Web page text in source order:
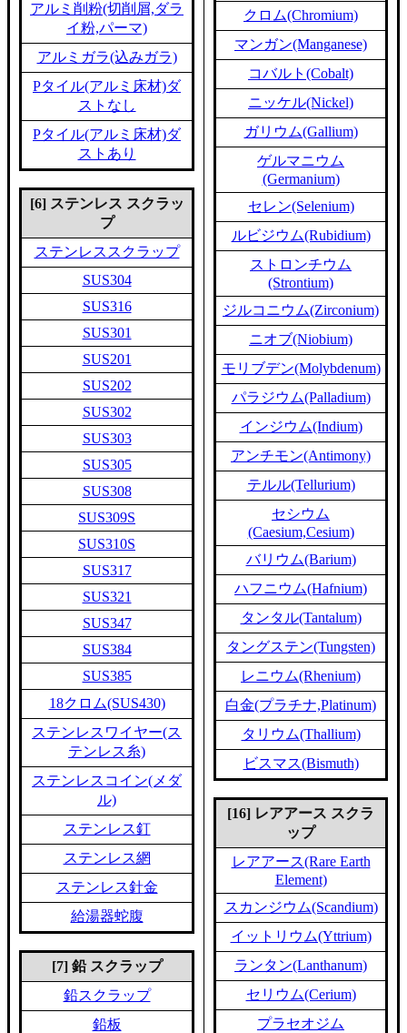
アルミ削粉(切削屑,ダラ
イ粉,パーマ)
アルミガラ(込みガラ)
Pタイル(アルミ床材)ダ
ストなし
Pタイル(アルミ床材)ダ
ストあり
[6] ステンレス スクラッ
プ
ステンレススクラップ
SUS304
SUS316
SUS301
SUS201
SUS202
SUS302
SUS303
SUS305
SUS308
SUS309S
SUS310S
SUS317
SUS321
SUS347
SUS384
SUS385
18クロム(SUS430)
ステンレスワイヤー(ス
テンレス糸)
ステンレスコイン(メダ
ル)
ステンレス釘
ステンレス網
ステンレス針金
給湯器蛇腹
[7] 鉛 スクラップ
鉛スクラップ
鉛板
クロム(Chromium)
マンガン(Manganese)
コバルト(Cobalt)
ニッケル(Nickel)
ガリウム(Gallium)
ゲルマニウム
(Germanium)
セレン(Selenium)
ルビジウム(Rubidium)
ストロンチウム
(Strontium)
ジルコニウム(Zirconium)
ニオブ(Niobium)
モリブデン(Molybdenum)
パラジウム(Palladium)
インジウム(Indium)
アンチモン(Antimony)
テルル(Tellurium)
セシウム
(Caesium,Cesium)
バリウム(Barium)
ハフニウム(Hafnium)
タンタル(Tantalum)
タングステン(Tungsten)
レニウム(Rhenium)
白金(プラチナ,Platinum)
タリウム(Thallium)
ビスマス(Bismuth)
[16] レアアース スクラ
ップ
レアアース(Rare Earth
Element)
スカンジウム(Scandium)
イットリウム(Yttrium)
ランタン(Lanthanum)
セリウム(Cerium)
プラセオジム